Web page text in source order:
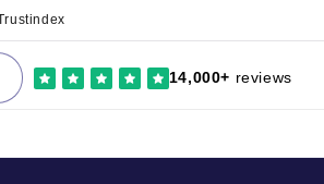
14,000+ reviews